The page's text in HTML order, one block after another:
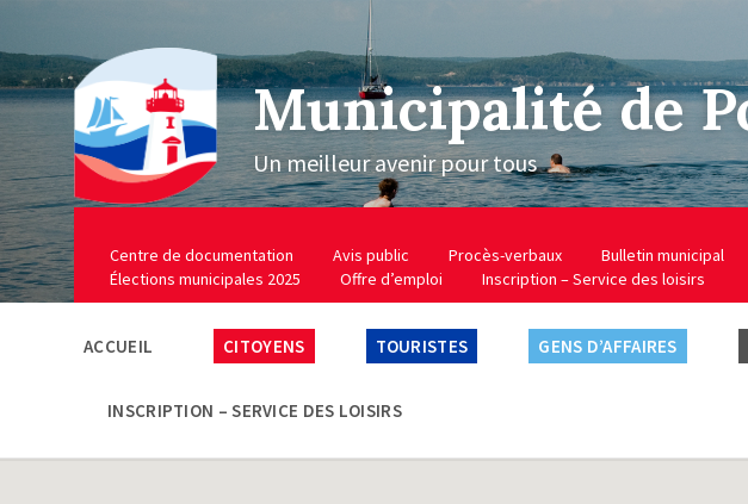
Municipalité de
Un meilleur avenir pour tous
Centre de documentation Avis public Procès-verbaux Bulletin municipal
Élections municipales 2025
Offre d’emploi Inscription – Service des loisirs
ACCUEIL CITOYENS TOURISTES GENS D’AFFAIRES
INSCRIPTION – SERVICE DES LOISIRS